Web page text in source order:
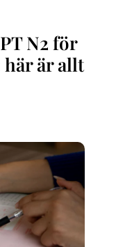
N2 för
här är allt